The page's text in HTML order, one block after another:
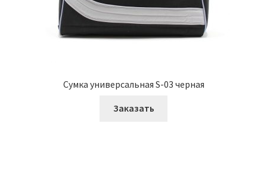
Сумка универсальная S-03 черная
Заказать